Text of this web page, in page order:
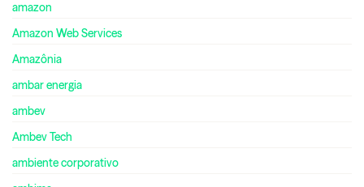
amazon
Amazon Web Services
Amazônia
ambar energia
ambev
Ambev Tech
ambiente corporativo